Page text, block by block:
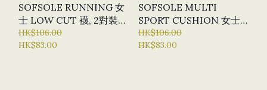
SOFSOLE RUNNING 女
士 LOW CUT 襪, 2對裝
#S298049
HK$106.00
HK$83.00
SOFSOLE MULTI
SPORT CUSHION 女士
LOW CUT 襪, 3對裝
#S29795
HK$106.00
HK$83.00